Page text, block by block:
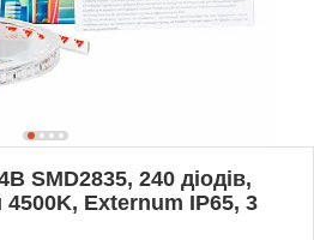
SMD2835, 240 діодів,
4500K, Externum IP65, 3